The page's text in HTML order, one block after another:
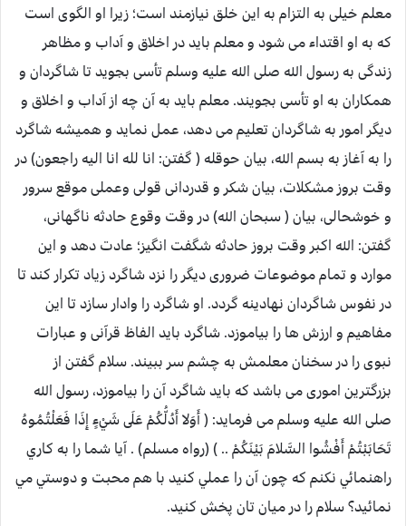
معلم خیلی به التزام به این خلق نیازمند است؛ زیرا او الگوی است
که به او اقتداء می شود و معلم باید در اخلاق و آداب و مظاهر
زندگی به رسول الله صلی الله علیه وسلم تأسی بجوید تا شاگردان و
همکاران به او تأسی بجویند. معلم باید به آن چه از آداب و اخلاق و
دیگر امور به شاگردان تعلیم می دهد، عمل نماید و همیشه شاگرد
را به آغاز به بسم الله، بیان حوقله ( گفتن: انا لله انا الیه راجعون) در
وقت بروز مشکلات، بیان شکر و قدردانی قولی وعملی موقع سرور
و خوشحالی، بیان ( سبحان الله) در وقت وقوع حادثه ناگهانی،
گفتن: الله اکبر وقت بروز حادثه شگفت انگیز؛ عادت دهد و این
موارد و تمام موضوعات ضروری دیگر را نزد شاگرد زیاد تکرار کند تا
در نفوس شاگردان نهادینه گردد. او شاگرد را وادار سازد تا این
مفاهیم و ارزش ها را بیاموزد. شاگرد باید الفاظ قرآنی و عبارات
نبوی را در سخنان معلمش به چشم سر ببیند. سلام گفتن از
بزرگترین اموری می باشد که باید شاگرد آن را بیاموزد، رسول الله
صلی الله علیه وسلم می فرماید: ( أَوَلا أَدُلُّكُمْ عَلَى شَيْءٍ إِذَا فَعَلْتُمُوهُ
تَحَابَبْتُمْ أَفْشُوا السَّلامَ بَيْنَكُمْ .. ) (رواه مسلم) . آيا شما را به کاري
راهنمائي نکنم که چون آن را عملي کنيد با هم محبت و دوستي مي
نمائيد؟ سلام را در ميان تان پخش کنيد.